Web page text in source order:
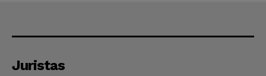
Juristas